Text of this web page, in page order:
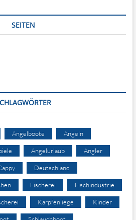
SEITEN
Angelboote Angeln
Angelurlaub Angler
Deutschland
Fischerei Fischindustrie
Karpfenliege Kinder